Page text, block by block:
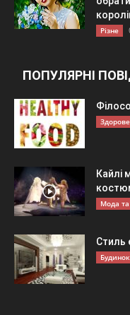
Різне
ПОПУЛЯРНІ
Кайлі
Мода
Стиль
Будинок